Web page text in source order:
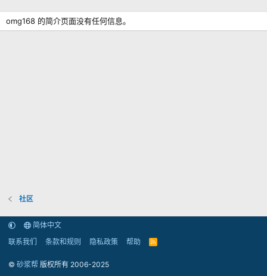
omg168 的简介页面没有任何信息。
社区
简体中文
联系我们
条款和规则 隐私政策 帮助
R
© 砂浆帮 版权所有 2006-2025